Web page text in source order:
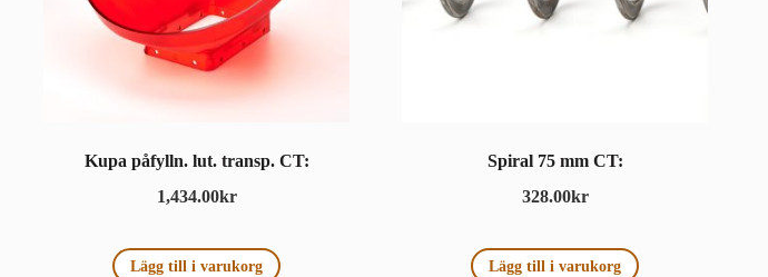
Kupa påfylln. lut. transp. CT:
1,434.00kr
Lägg till i varukorg
Spiral 75 mm CT:
328.00kr
Lägg till i varukorg